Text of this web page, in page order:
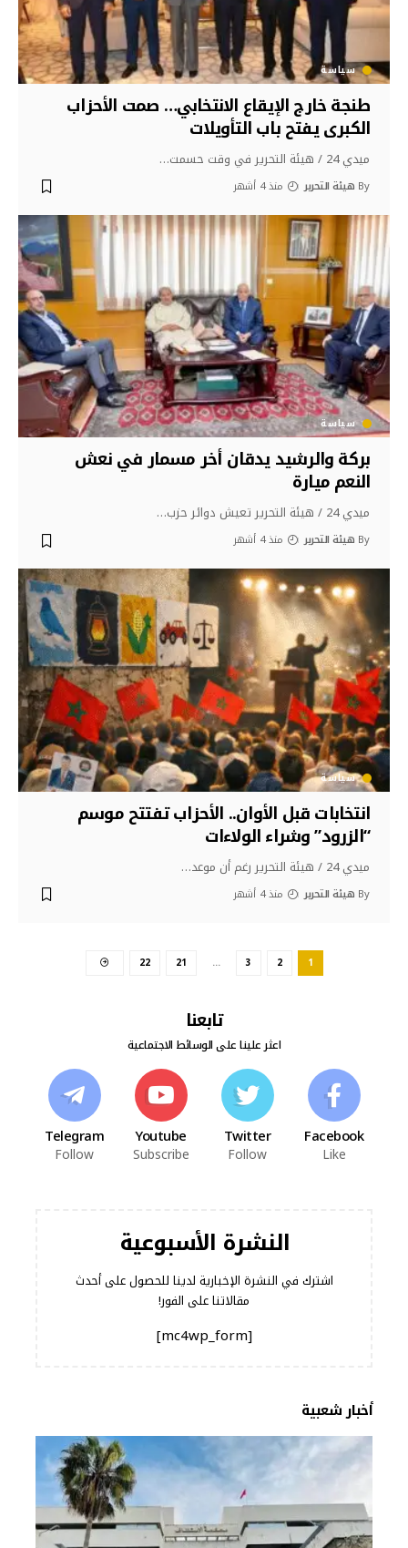
سياسة
طنجة خارج الإيقاع الانتخابي… صمت الأحزاب
الكبرى يفتح باب التأويلات
ميدي 24 / هيئة التحرير في وقت حسمت …
By هيئة التحرير منذ 4 أشهر
سياسة
بركة والرشيد يدقان أخر مسمار في نعش
النعم ميارة
ميدي 24 / هيئة التحرير تعيش دوائر حزب …
By هيئة التحرير منذ 4 أشهر
سياسة
انتخابات قبل الأوان.. الأحزاب تفتتح موسم
“الزرود” وشراء الولاءات
ميدي 24 / هيئة التحرير رغم أن موعد …
By هيئة التحرير منذ 4 أشهر
1
2
3
…
21
22
تابعنا
اعثر علينا على الوسائط الاجتماعية
Facebook
Like
Twitter
Follow
Youtube
Subscribe
Telegram
Follow
النشرة الأسبوعية
اشترك في النشرة الإخبارية لدينا للحصول على أحدث
مقالاتنا على الفور!
[mc4wp_form]
أخبار شعبية